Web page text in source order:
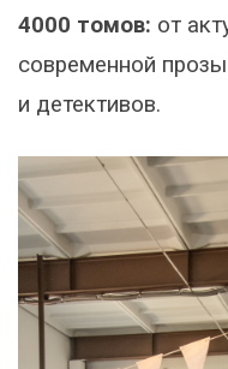
4000 томов: от
современной
и детективов.